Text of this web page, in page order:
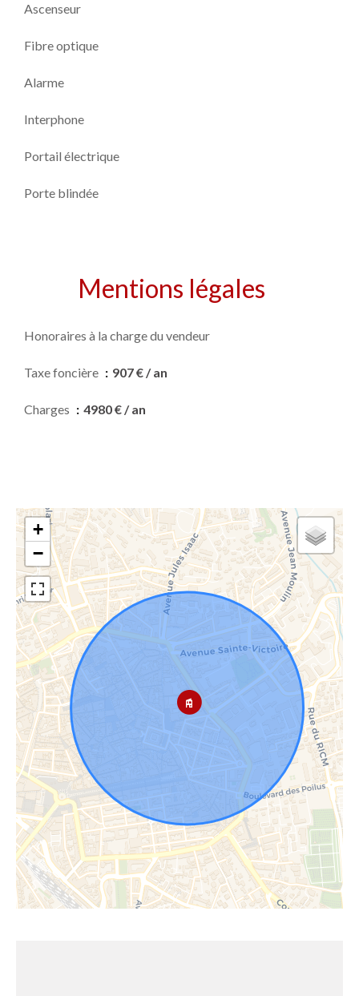
Ascenseur
Fibre optique
Alarme
Interphone
Portail électrique
Porte blindée
Mentions légales
Honoraires à la charge du vendeur
Taxe foncière 907 € / an
Charges 4980 € / an
+
−